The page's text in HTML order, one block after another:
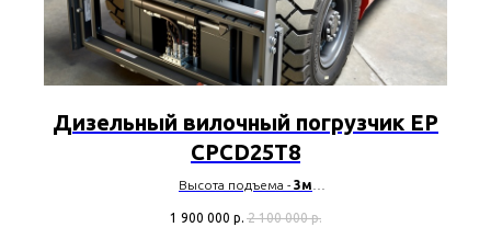
Дизельный вилочный погрузчик EP
CPCD25T8
Высота подъема - 3м
Тип мачты -2W3000 Duplex
1 900 000 р. 2 100 000 р.